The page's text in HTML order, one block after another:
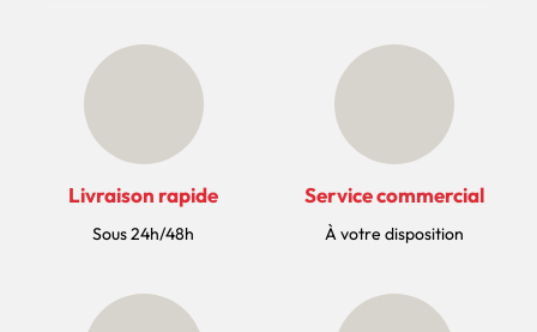
Livraison rapide
Sous 24h/48h
Service commercial
À votre disposition